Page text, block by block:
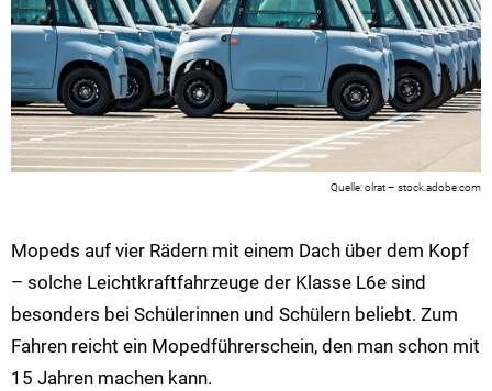
olrat – stock.adobe.com
Mopeds auf vier Rädern mit einem Dach über dem Kopf
– solche Leichtkraftfahrzeuge der Klasse L6e sind
besonders bei Schülerinnen und Schülern beliebt. Zum
Fahren reicht ein Mopedführerschein, den man schon mit
15 Jahren machen kann.